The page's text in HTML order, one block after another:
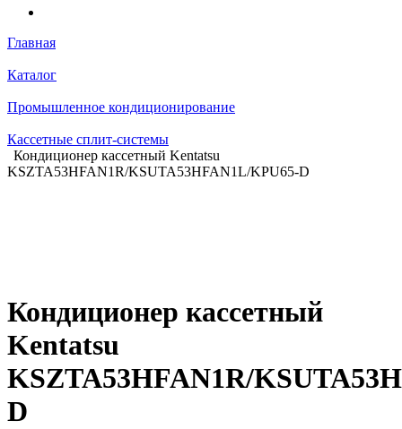
Главная
Каталог
Промышленное кондиционирование
Кассетные сплит-системы
Кондиционер кассетный Kentatsu
KSZTA53HFAN1R/KSUTA53HFAN1L/KPU65-D
Кондиционер кассетный
Kentatsu
KSZTA53HFAN1R/
D